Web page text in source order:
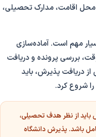
محل اقامت، مدارک تحصیلی،
مهم است. آماده‌سازی
بررسی پرونده و دریافت
دریافت پذیرش، باید
شروع کرد.
باید از نظر هدف تحصیلی،
باشد. پذیرش دانشگاه